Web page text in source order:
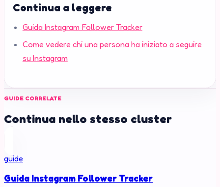
Continua a leggere
Guida Instagram Follower Tracker
Come vedere chi una persona ha iniziato a seguire
su Instagram
GUIDE CORRELATE
Continua nello stesso cluster
guide
Guida Instagram Follower Tracker